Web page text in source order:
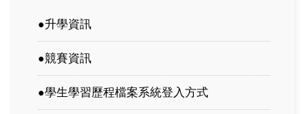
●升學資訊
●競賽資訊
●學生學習歷程檔案系統登入方式